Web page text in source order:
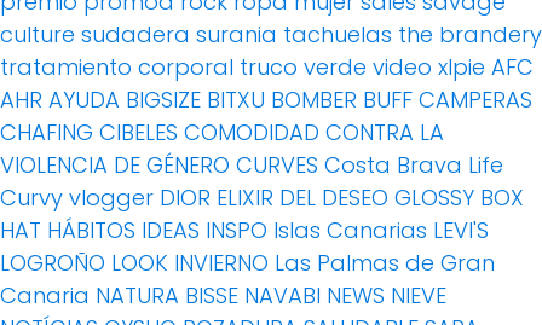
culture sudadera surania tachuelas the brandery
tratamiento corporal truco verde video xlpie AFC
AHR AYUDA BIGSIZE BITXU BOMBER BUFF CAMPERAS
CHAFING CIBELES COMODIDAD CONTRA LA
VIOLENCIA DE GÉNERO CURVES Costa Brava Life
Curvy vlogger DIOR ELIXIR DEL DESEO GLOSSY BOX
HAT HÁBITOS IDEAS INSPO Islas Canarias LEVI'S
LOGROÑO LOOK INVIERNO Las Palmas de Gran
Canaria NATURA BISSE NAVABI NEWS NIEVE